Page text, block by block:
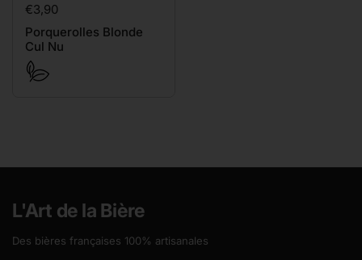
Prix:
€3,90
Porquerolles Blonde
Cul Nu
L'Art de la Bière
Des bières françaises 100% artisanales